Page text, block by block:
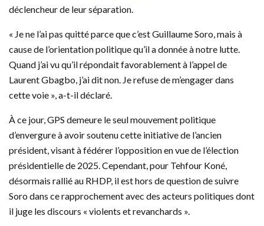
déclencheur de leur séparation.
« Je ne l’ai pas quitté parce que c’est Guillaume Soro, mais à
cause de l’orientation politique qu’il a donnée à notre lutte.
Quand j’ai vu qu’il répondait favorablement à l’appel de
Laurent Gbagbo, j’ai dit non. Je refuse de m’engager dans
cette voie », a-t-il déclaré.
À ce jour, GPS demeure le seul mouvement politique
d’envergure à avoir soutenu cette initiative de l’ancien
président, visant à fédérer l’opposition en vue de l’élection
présidentielle de 2025. Cependant, pour Tehfour Koné,
désormais rallié au RHDP, il est hors de question de suivre
Soro dans ce rapprochement avec des acteurs politiques dont
il juge les discours « violents et revanchards ».